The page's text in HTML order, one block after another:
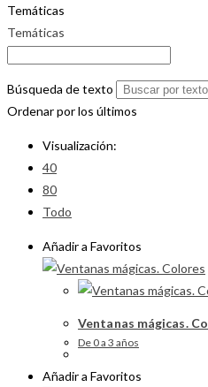
Temáticas
Temáticas
Búsqueda de texto
Ordenar por los últimos
Visualización:
40
80
Todo
Añadir a Favoritos
Ventanas mágicas.
De 0 a 3 años
Añadir a Favoritos